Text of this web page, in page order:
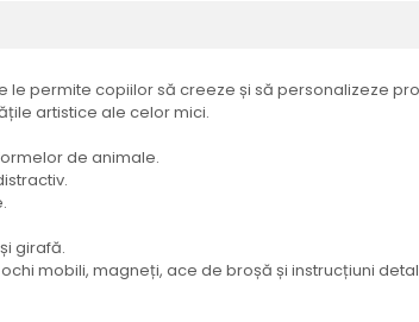
le permite copiilor să creeze și să personalizeze
artistice ale celor mici.
de animale.
girafă.
mobili, magneți, ace de broșă și instrucțiuni